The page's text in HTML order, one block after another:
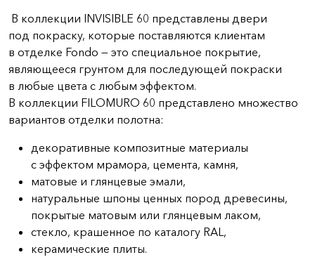
В коллекции INVISIBLE 60 представлены двери
под покраску, которые поставляются клиентам
в отделке Fondo — это специальное покрытие,
являющееся грунтом для последующей покраски
в любые цвета с любым эффектом.
В коллекции FILOMURO 60 представлено множество
вариантов отделки полотна:
декоративные композитные материалы
с эффектом мрамора, цемента, камня,
матовые и глянцевые эмали,
натуральные шпоны ценных пород древесины,
покрытые матовым или глянцевым лаком,
стекло, крашенное по каталогу RAL,
керамические плиты.